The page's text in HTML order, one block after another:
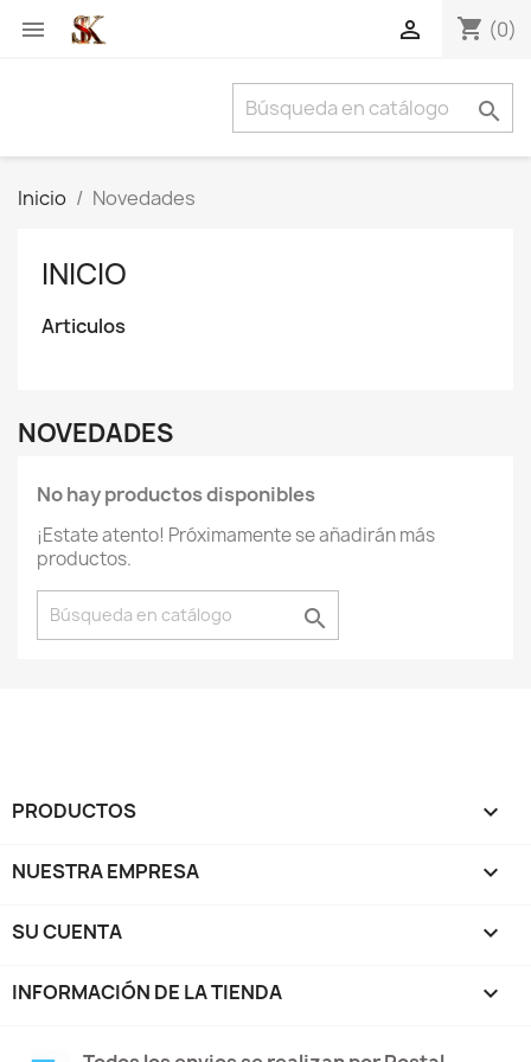
 shopping_cart (0)


Inicio Novedades
INICIO
Articulos
NOVEDADES
No hay productos disponibles
¡Estate atento! Próximamente se añadirán más
productos.

PRODUCTOS 
NUESTRA EMPRESA 
SU CUENTA 
INFORMACIÓN DE LA TIENDA keyboard_arrow_down